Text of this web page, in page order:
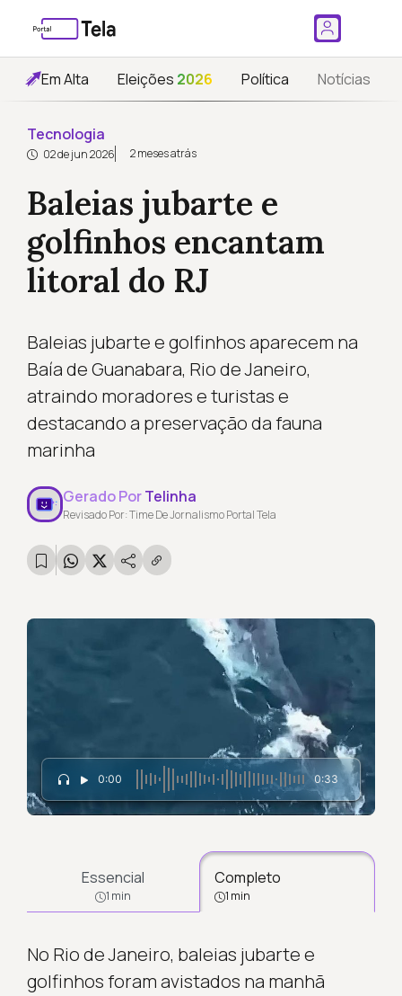
Em Alta Eleições 2026 Política Notícias
Tecnologia
02 de jun 2026 2 meses atrás
Baleias jubarte e
golfinhos encantam
litoral do RJ
Baleias jubarte e golfinhos aparecem na
Baía de Guanabara, Rio de Janeiro,
atraindo moradores e turistas e
destacando a preservação da fauna
marinha
Gerado PorTelinha
Revisado Por: Time De Jornalismo Portal Tela
0:00 0:33
Essencial
1 min
Completo
1 min
No Rio de Janeiro, baleias jubarte e
golfinhos foram avistados na manhã